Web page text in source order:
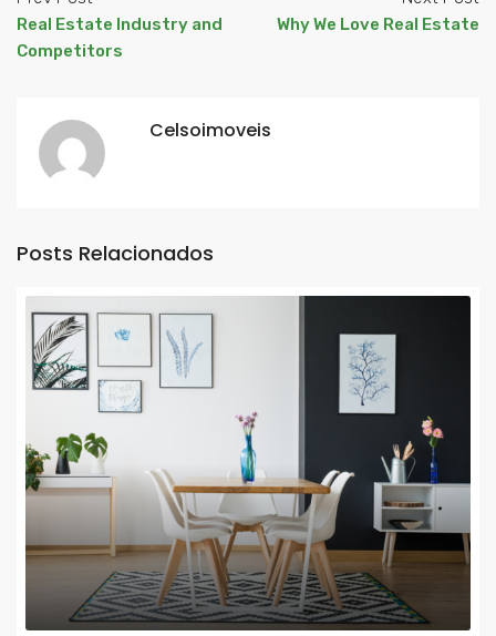
Real Estate Industry and
Competitors
Why We Love Real Estate
Celsoimoveis
Posts Relacionados